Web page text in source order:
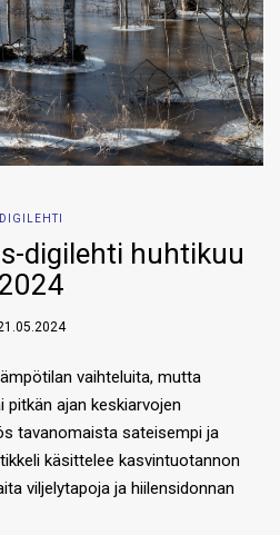
DIGILEHTI
digilehti huhtikuu
2024
vaihteluita, mutta
pitkän ajan keskiarvojen
tavanomaista sateisempi ja
käsittelee kasvintuotannon
viljelytapoja ja hiilensidonnan